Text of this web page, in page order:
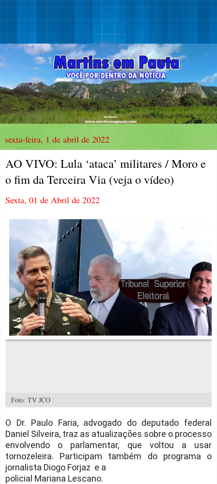
sexta-feira, 1 de abril de 2022
AO VIVO: Lula ‘ataca’ militares / Moro e
o fim da Terceira Via (veja o vídeo)
Sexta, 01 de Abril de 2022
Foto: TV JCO
O Dr. Paulo Faria, advogado do deputado federal
Daniel Silveira, traz as atualizações sobre o processo
envolvendo o parlamentar, que voltou a usar
tornozeleira. Participam também do programa o
jornalista Diogo Forjaz e a
policial Mariana Lescano.